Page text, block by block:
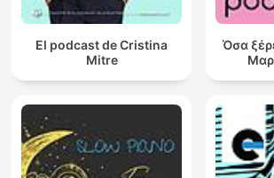
El podcast de Cristina
Mitre
Όσα